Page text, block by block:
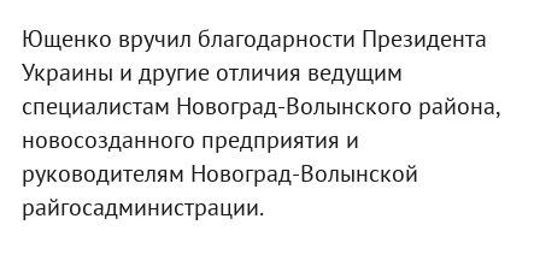
Ющенко вручил благодарности Президента
Украины и другие отличия ведущим
специалистам Новоград-Волынского района,
новосозданного предприятия и
руководителям Новоград-Волынской
райгосадминистрации.